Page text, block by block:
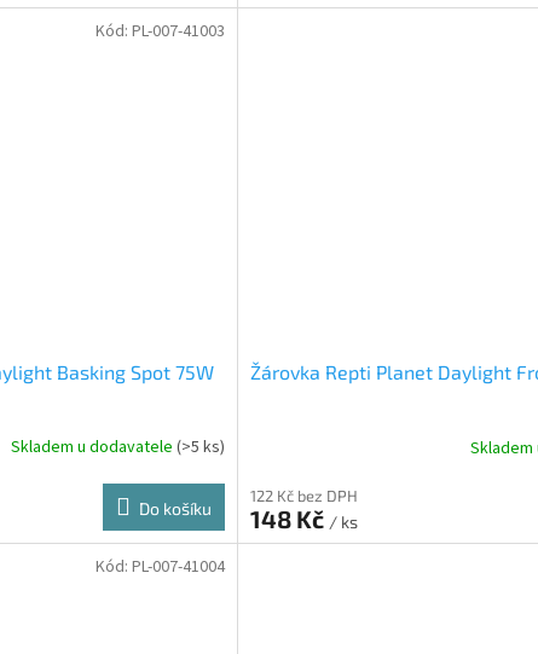
Basking Spot 75W
Skladem u dodavatele (>5 ks)
Do košíku
Kód: PL-007-41003
Žárovka Repti Planet Daylight
122 Kč bez DPH
148 Kč / ks
Kód: PL-007-41004